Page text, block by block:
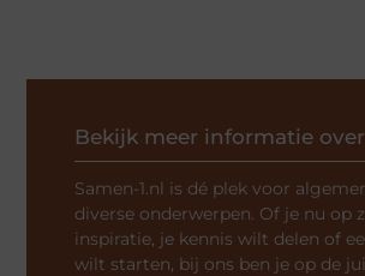
Bekijk meer informatie over
Samen-1.nl is dé plek voor
diverse onderwerpen. Of je nu op
inspiratie, je kennis wilt delen of
wilt starten, bij ons ben je op de